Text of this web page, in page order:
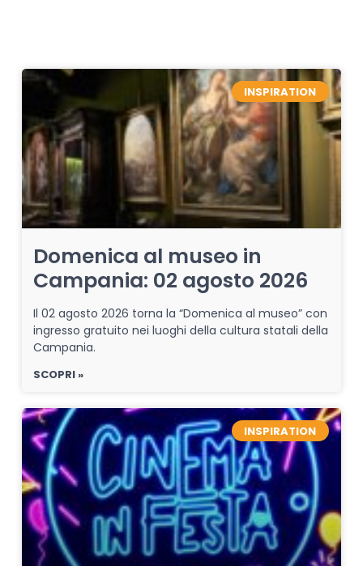
INSPIRATION
Domenica al museo in
Campania: 02 agosto 2026
Il 02 agosto 2026 torna la “Domenica al museo” con
ingresso gratuito nei luoghi della cultura statali della
Campania.
SCOPRI »
INSPIRATION